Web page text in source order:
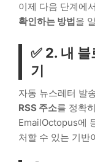
이제 다음 단계에
확인하는 방법을
✅ 2. 내
기
자동 뉴스레터 발
RSS 주소를 정확
EmailOctopus에
처할 수 있는 기반